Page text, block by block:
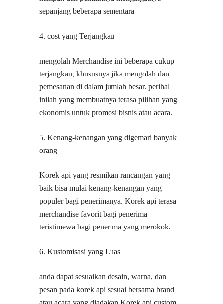
sepanjang beberapa sementara
4. cost yang Terjangkau
mengolah Merchandise ini beberapa cukup
terjangkau, khususnya jika mengolah dan
pemesanan di dalam jumlah besar. perihal
inilah yang membuatnya terasa pilihan yang
ekonomis untuk promosi bisnis atau acara.
5. Kenang-kenangan yang digemari banyak
orang
Korek api yang resmikan rancangan yang
baik bisa mulai kenang-kenangan yang
populer bagi penerimanya. Korek api terasa
merchandise favorit bagi penerima
teristimewa bagi penerima yang merokok.
6. Kustomisasi yang Luas
anda dapat sesuaikan desain, warna, dan
pesan pada korek api sesuai bersama brand
atau acara yang diadakan Korek api custom